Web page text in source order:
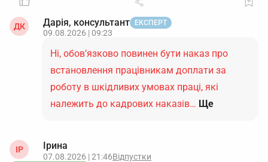
ДК Дарія, консультант ЕКСПЕРТ
09.08.2026 | 09:23
Ні, обов’язково повинен бути наказ про
встановлення працівникам доплати за
роботу в шкідливих умовах праці, які
належить до кадрових наказів… Ще
ІР Ірина
07.08.2026 | 21:46Відпустки